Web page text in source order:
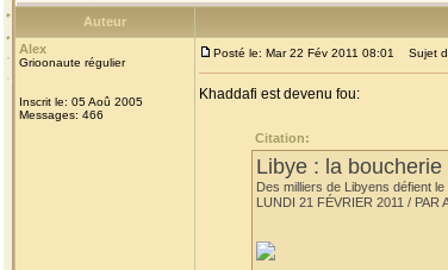
Auteur
Alex
Grioonaute régulier
Inscrit le: 05 Aoû 2005
Messages: 466
Posté le: Mar 22 Fév 2011 08:01 Sujet
Khaddafi est devenu fou:
Citation:
Libye : la boucherie
Des milliers de Libyens défient
LUNDI 21 FÉVRIER 2011 / PAR